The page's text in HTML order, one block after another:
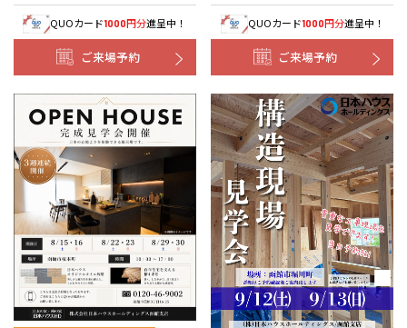
事業部紹介
IR情報
木材調達指針
グループ会社紹介
CMギャラリー
採用情報
QUOカード1000円分進呈中！
ご来場予約
QUOカード1000円分進呈中！
ご来場予約